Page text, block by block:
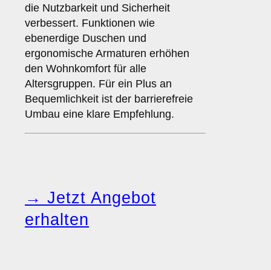
die Nutzbarkeit und Sicherheit
verbessert. Funktionen wie
ebenerdige Duschen und
ergonomische Armaturen erhöhen
den Wohnkomfort für alle
Altersgruppen. Für ein Plus an
Bequemlichkeit ist der barrierefreie
Umbau eine klare Empfehlung.
→ Jetzt Angebot
erhalten